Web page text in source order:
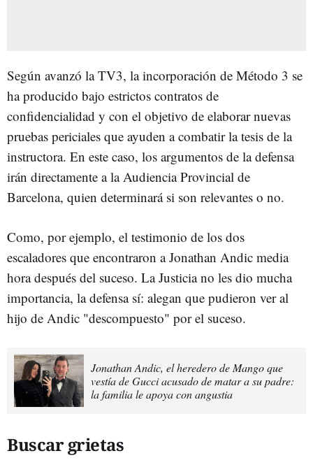
Según avanzó la TV3, la incorporación de Método 3 se
ha producido bajo estrictos contratos de
confidencialidad y con el objetivo de elaborar nuevas
pruebas periciales que ayuden a combatir la tesis de la
instructora. En este caso, los argumentos de la defensa
irán directamente a la Audiencia Provincial de
Barcelona, quien determinará si son relevantes o no.
Como, por ejemplo, el testimonio de los dos
escaladores que encontraron a Jonathan Andic media
hora después del suceso. La Justicia no les dio mucha
importancia, la defensa sí: alegan que pudieron ver al
hijo de Andic "descompuesto" por el suceso.
Jonathan Andic, el heredero de Mango que
vestía de Gucci acusado de matar a su padre:
la familia le apoya con angustia
Buscar grietas